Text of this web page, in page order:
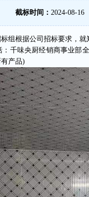
截标时间： 2024-08-16
根据公司招标要求，就
千味央厨经销商事业部
产品)